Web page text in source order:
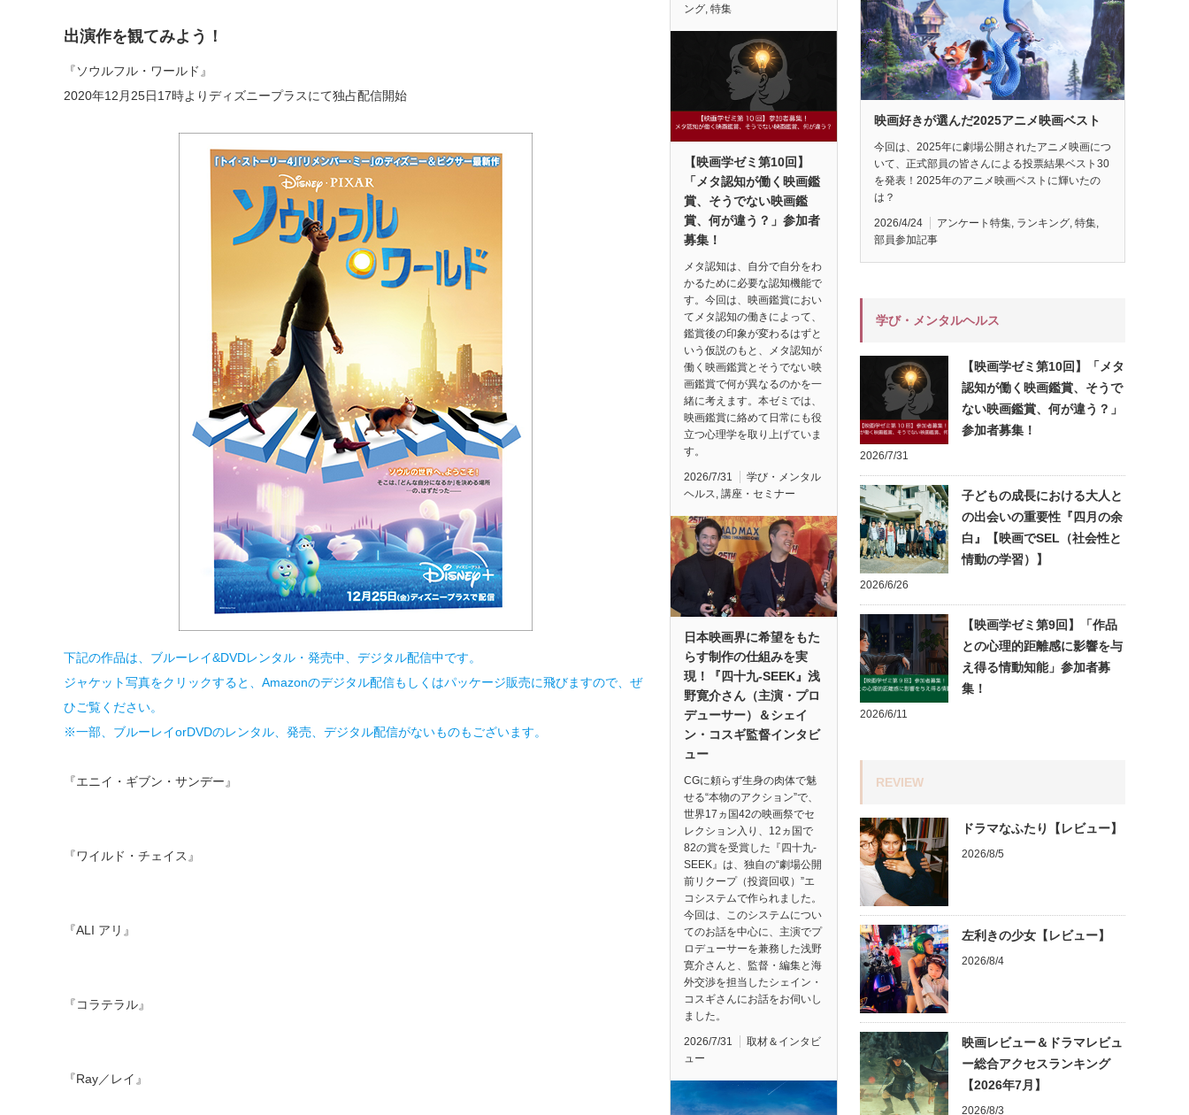
出演作を観てみよう！
『ソウルフル・ワールド』
2020年12月25日17時よりディズニープラスにて独占配信開始
下記の作品は、ブルーレイ&DVDレンタル・発売中、デジタル配信中です。
ジャケット写真をクリックすると、Amazonのデジタル配信もしくはパッケージ販売に飛びますので、ぜ
ひご覧ください。
※一部、ブルーレイorDVDのレンタル、発売、デジタル配信がないものもございます。
『エニイ・ギブン・サンデー』
『ワイルド・チェイス』
『ALI アリ』
『コラテラル』
『Ray／レイ』
ング, 特集
【映画学ゼミ第10回】
「メタ認知が働く映画鑑
賞、そうでない映画鑑
賞、何が違う？」参加者
募集！
メタ認知は、自分で自分をわ
かるために必要な認知機能で
す。今回は、映画鑑賞におい
てメタ認知の働きによって、
鑑賞後の印象が変わるはずと
いう仮説のもと、メタ認知が
働く映画鑑賞とそうでない映
画鑑賞で何が異なるのかを一
緒に考えます。本ゼミでは、
映画鑑賞に絡めて日常にも役
立つ心理学を取り上げていま
す。
2026/7/31
学び・メンタル
ヘルス, 講座・セミナー
日本映画界に希望をもた
らす制作の仕組みを実
現！『四十九-SEEK』浅
野寛介さん（主演・プロ
デューサー）＆シェイ
ン・コスギ監督インタビ
ュー
CGに頼らず生身の肉体で魅
せる“本物のアクション”で、
世界17ヵ国42の映画祭でセ
レクション入り、12ヵ国で
82の賞を受賞した『四十九-
SEEK』は、独自の“劇場公開
前リクープ（投資回収）”エ
コシステムで作られました。
今回は、このシステムについ
てのお話を中心に、主演でプ
ロデューサーを兼務した浅野
寛介さんと、監督・編集と海
外交渉を担当したシェイン・
コスギさんにお話をお伺いし
ました。
2026/7/31
取材＆インタビ
ュー
映画好きが選んだ2025アニメ映画ベスト
今回は、2025年に劇場公開されたアニメ映画につ
いて、正式部員の皆さんによる投票結果ベスト30
を発表！2025年のアニメ映画ベストに輝いたの
は？
2026/4/24 アンケート特集, ランキング, 特集,
部員参加記事
学び・メンタルヘルス
【映画学ゼミ第10回】「メタ
認知が働く映画鑑賞、そうで
ない映画鑑賞、何が違う？」
参加者募集！
2026/7/31
子どもの成長における大人と
の出会いの重要性『四月の余
白』【映画でSEL（社会性と
情動の学習）】
2026/6/26
【映画学ゼミ第9回】「作品
との心理的距離感に影響を与
え得る情動知能」参加者募
集！
2026/6/11
REVIEW
ドラマなふたり【レビュー】
2026/8/5
左利きの少女【レビュー】
2026/8/4
映画レビュー＆ドラマレビュ
ー総合アクセスランキング
【2026年7月】
2026/8/3